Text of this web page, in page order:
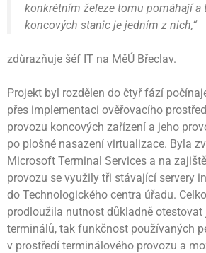
konkrétním železe tomu pomáhají a
koncových stanic je jedním z nich,“
zdůrazňuje šéf IT na MěÚ Břeclav.
Projekt byl rozdělen do čtyř fází
přes implementaci ověřovacího
provozu koncových zařízení a jeho
po plošné nasazení virtualizace. Byla
Microsoft Terminal Services a na
provozu se využily tři stávající servery
do Technologického centra úřadu.
prodloužila nutnost důkladně otestovat
terminálů, tak funkčnost používaných
v prostředí terminálového provozu a